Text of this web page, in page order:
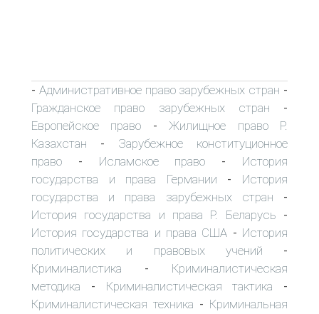
- Административное право зарубежных стран -
Гражданское право зарубежных стран -
Европейское право -Жилищное право Р.
Казахстан - Зарубежное конституционное
право - Исламское право - История
государства и права Германии - История
государства и права зарубежных стран -
История государства и права Р. Беларусь -
История государства и права США - История
политических и правовых учений -
Криминалистика - Криминалистическая
методика - Криминалистическая тактика -
Криминалистическая техника - Криминальная